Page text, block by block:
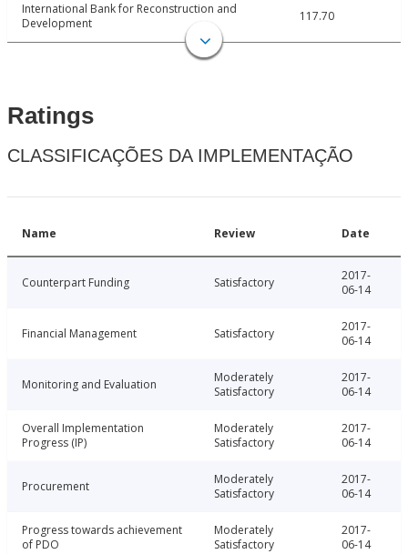
International Bank for Reconstruction and
Development
117.70
Ratings
CLASSIFICAÇÕES DA IMPLEMENTAÇÃO
Name Review Date
Counterpart Funding Satisfactory
2017-
06-14
Financial Management Satisfactory
2017-
06-14
Monitoring and Evaluation
Moderately
Satisfactory
2017-
06-14
Overall Implementation
Progress (IP)
Moderately
Satisfactory
2017-
06-14
Procurement
Moderately
Satisfactory
2017-
06-14
Progress towards achievement
of PDO
Moderately
Satisfactory
2017-
06-14